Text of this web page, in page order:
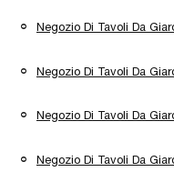
Negozio Di Tavoli Da
Negozio Di Tavoli Da
Negozio Di Tavoli Da
Negozio Di Tavoli Da